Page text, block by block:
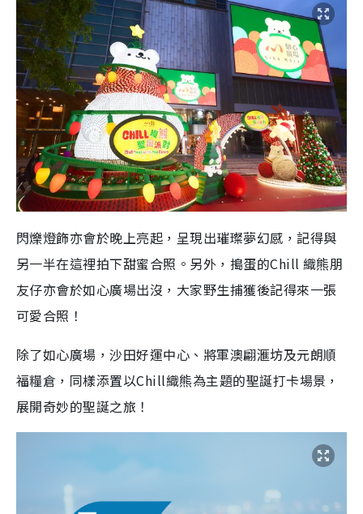
閃爍燈飾亦會於晚上亮起，呈現出璀璨夢幻感，記得與
另一半在這裡拍下甜蜜合照。另外，搗蛋的Chill 織熊朋
友仔亦會於如心廣場出沒，大家野生捕獲後記得來一張
可愛合照！
除了如心廣場，沙田好運中心、將軍澳翩滙坊及元朗順
福糧倉，同樣添置以Chill織熊為主題的聖誕打卡場景，
展開奇妙的聖誕之旅！